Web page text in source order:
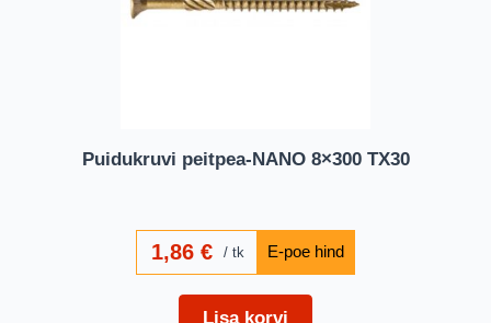
Puidukruvi peitpea-NANO 8×300 TX30
1,86€ tk
Lisa korvi